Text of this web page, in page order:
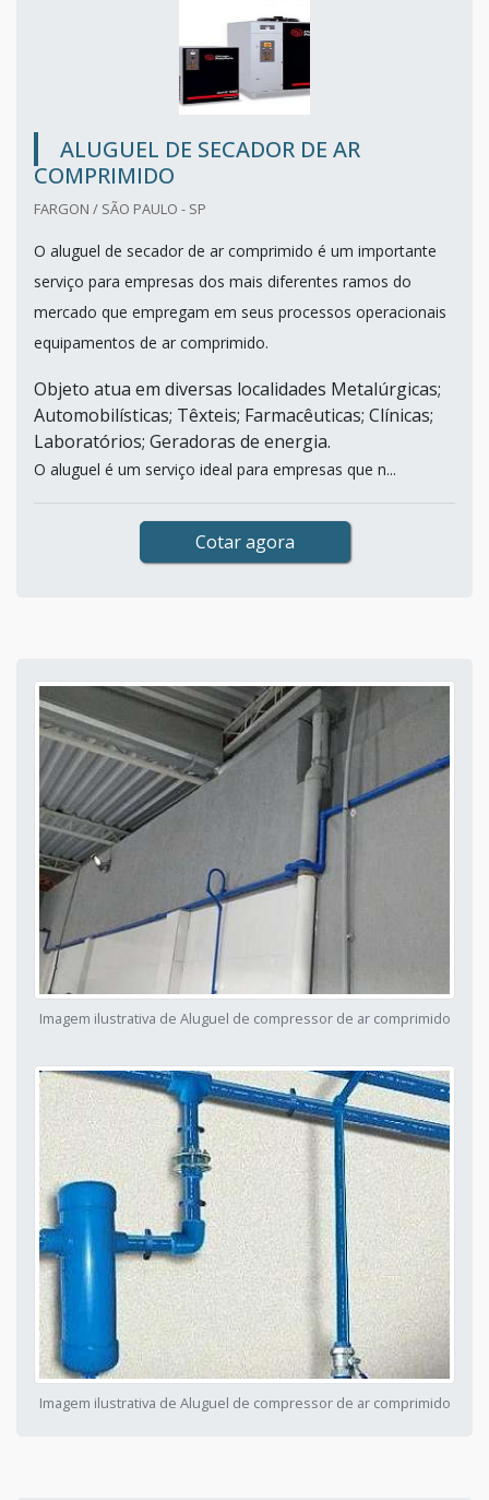
ALUGUEL DE SECADOR DE AR
COMPRIMIDO
FARGON / SÃO PAULO - SP
O aluguel de secador de ar comprimido é um importante
serviço para empresas dos mais diferentes ramos do
mercado que empregam em seus processos operacionais
equipamentos de ar comprimido.
Objeto atua em diversas localidades Metalúrgicas;
Automobilísticas; Têxteis; Farmacêuticas; Clínicas;
Laboratórios; Geradoras de energia.
O aluguel é um serviço ideal para empresas que n...
Cotar agora
Imagem ilustrativa de Aluguel de compressor de ar comprimido
Imagem ilustrativa de Aluguel de compressor de ar comprimido